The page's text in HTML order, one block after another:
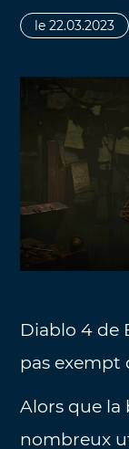
le 22.03.2023
Diablo 4 de
pas exempt
Alors que la
nombreux